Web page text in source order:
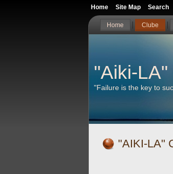
Home Clube
"Aiki-LA"
"Failure is the key to
"AIKI-LA"
Home Site Map Search